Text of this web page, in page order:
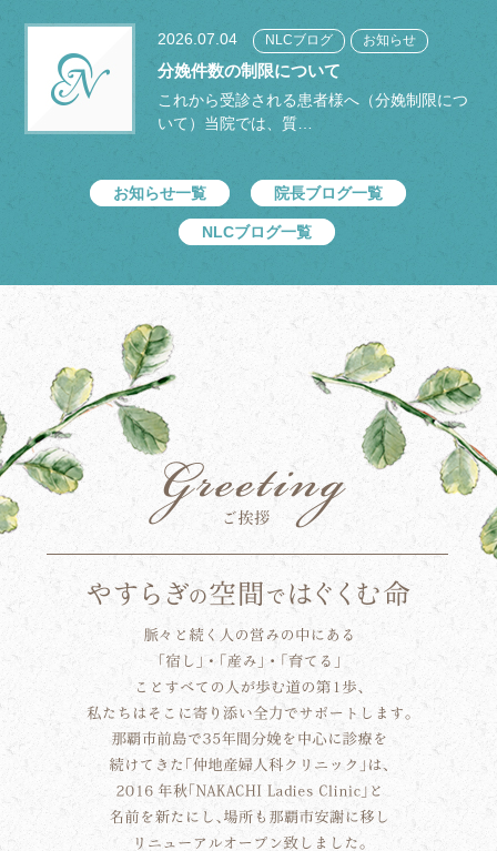
2026.07.04 NLCブログ お知らせ
分娩件数の制限について
これから受診される患者様へ（分娩制限につ
いて）当院では、質…
お知らせ一覧 院長ブログ一覧
NLCブログ一覧